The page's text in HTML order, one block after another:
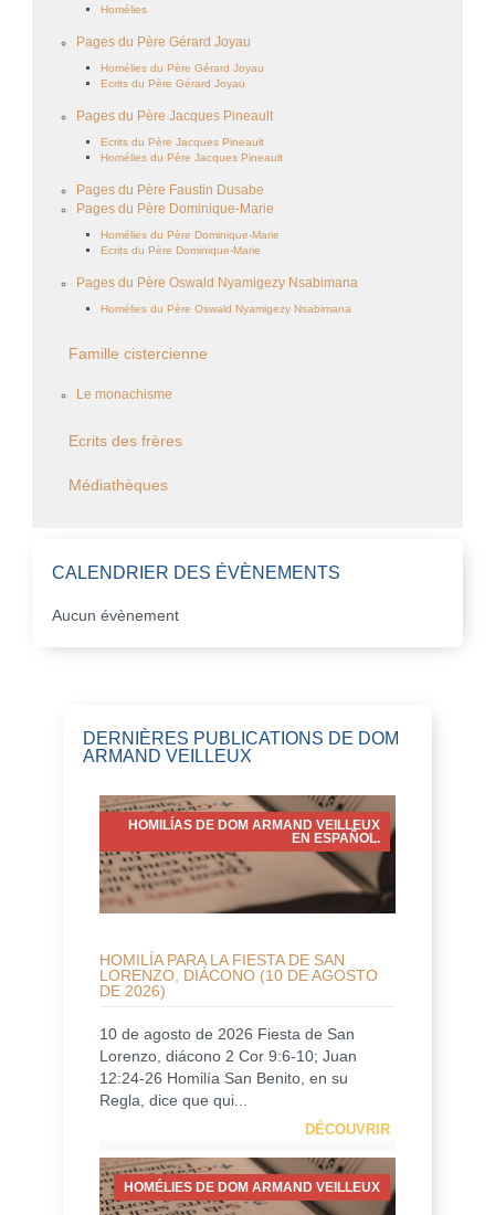
Homélies
Pages du Père Gérard Joyau
Homélies du Père Gérard Joyau
Ecrits du Père Gérard Joyau
Pages du Père Jacques Pineault
Ecrits du Père Jacques Pineault
Homélies du Père Jacques Pineault
Pages du Père Faustin Dusabe
Pages du Père Dominique-Marie
Homélies du Père Dominique-Marie
Ecrits du Père Dominique-Marie
Pages du Père Oswald Nyamigezy Nsabimana
Homélies du Père Oswald Nyamigezy Nsabimana
Famille cistercienne
Le monachisme
Ecrits des frères
Médiathèques
CALENDRIER DES ÉVÈNEMENTS
Aucun évènement
DERNIÈRES PUBLICATIONS DE DOM
ARMAND VEILLEUX
HOMILÍAS DE DOM ARMAND VEILLEUX
EN ESPAÑOL.
HOMILÍA PARA LA FIESTA DE SAN
LORENZO, DIÁCONO (10 DE AGOSTO
DE 2026)
10 de agosto de 2026 Fiesta de San
Lorenzo, diácono 2 Cor 9:6-10; Juan
12:24-26 Homilía San Benito, en su
Regla, dice que qui...
DÉCOUVRIR
HOMÉLIES DE DOM ARMAND VEILLEUX